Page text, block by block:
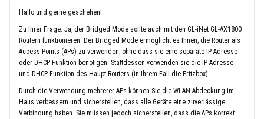
Hallo und gerne geschehen!
Zu Ihrer Frage: Ja, der Bridged Mode sollte auch mit den GL-iNet GL-AX1800
Routern funktionieren. Der Bridged Mode ermöglicht es Ihnen, die Router als
Access Points (APs) zu verwenden, ohne dass sie eine separate IP-Adresse
oder DHCP-Funktion benötigen. Stattdessen verwenden sie die IP-Adresse
und DHCP-Funktion des Haupt-Routers (in Ihrem Fall die Fritzbox).
Durch die Verwendung mehrerer APs können Sie die WLAN-Abdeckung im
Haus verbessern und sicherstellen, dass alle Geräte eine zuverlässige
Verbindung haben. Sie müssen jedoch sicherstellen, dass die APs korrekt